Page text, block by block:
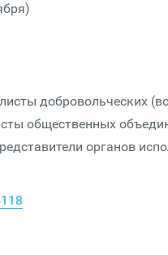
добровольческих
общественных
органов